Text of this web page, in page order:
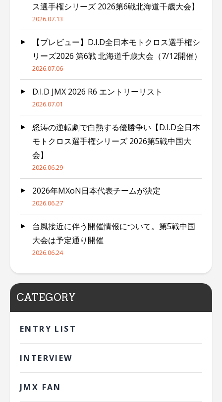
ス選手権シリーズ 2026第6戦北海道千歳大会】
2026.07.13
【プレビュー】D.I.D全日本モトクロス選手権シ
リーズ2026 第6戦 北海道千歳大会（7/12開催）
2026.07.06
D.I.D JMX 2026 R6 エントリーリスト
2026.07.01
怒涛の逆転劇で白熱する優勝争い【D.I.D全日本
モトクロス選手権シリーズ 2026第5戦中国大
会】
2026.06.29
2026年MXoN日本代表チームが決定
2026.06.27
台風接近に伴う開催情報について。第5戦中国
大会は予定通り開催
2026.06.24
CATEGORY
ENTRY LIST
INTERVIEW
JMX FAN